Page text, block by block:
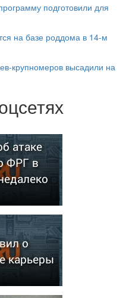
подготовили для
на базе роддома в 14-м
крупномеров высадили на
атаке
ФРГ в
о
карьеры